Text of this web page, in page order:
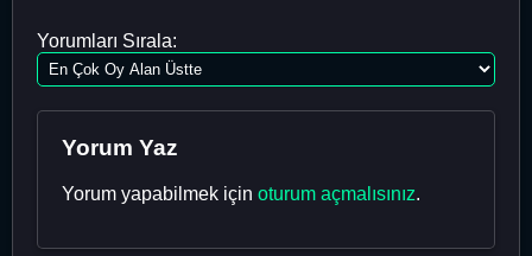
Yorumları Sırala:
Yorum Yaz
Yorum yapabilmek için oturum açmalısınız.